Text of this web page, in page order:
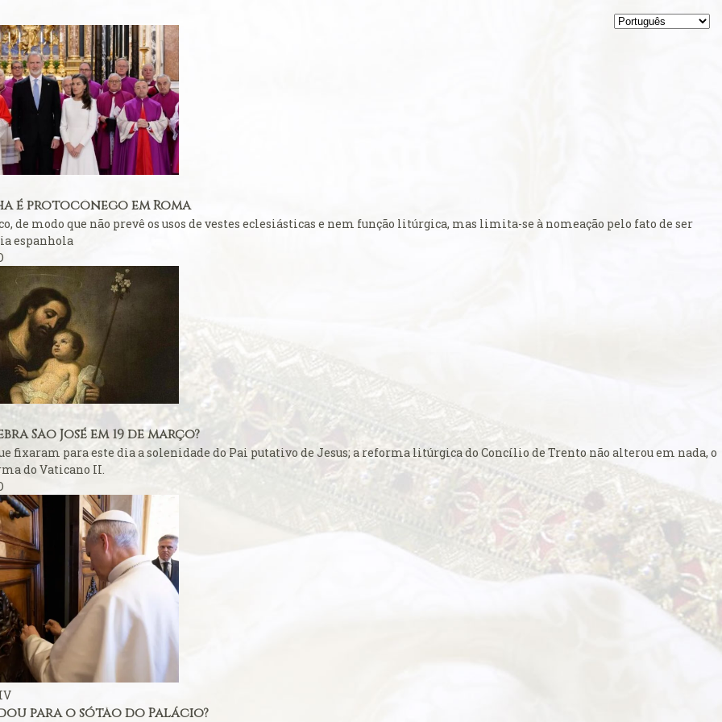
Primeiros
perfeita
Língua
se estudar o
Padre
ambrosiano
de
catedral de
de Olinda
o seu caso ao
venerada
do ingresso
Colégio
Basílica
é protocônego em Roma
de modo que não prevê os usos de vestes eclesiásticas e nem função litúrgica, mas limita-se à nomeação pelo fato de ser
espanhola
São José em 19 de março?
fixaram para este dia a solenidade do Pai putativo de Jesus; a reforma litúrgica do Concílio de Trento não alterou em nada, o
do Vaticano II.
para o sótão do Palácio?